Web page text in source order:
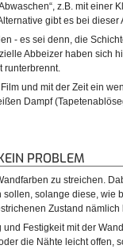
z.B. mit einer
gibt es bei dieser
- es sei denn, die
Abbeizer haben sich
runterbrennt.
und mit der Zeit ein
Dampf
PROBLEM
zu streichen.
solange diese, wie
Zustand
Festigkeit mit der
die Nähte leicht offen,